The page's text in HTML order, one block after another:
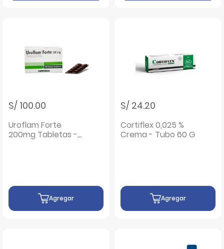
S/ 100.00
Uroflam Forte
200mg Tabletas -
Agregar
S/ 24.20
Cortiflex 0,025 %
Crema - Tubo 60 G
Agregar